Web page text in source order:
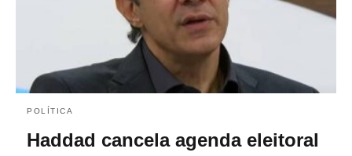
POLÍTICA
Haddad cancela agenda eleitoral